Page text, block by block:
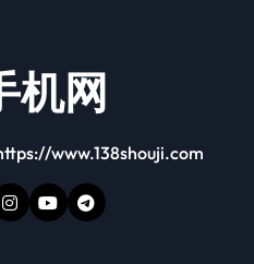
机网
www.138shouji.com